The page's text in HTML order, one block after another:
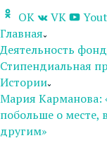
OK
VK
Главная
Деятельность
Стипендиальная
Истории
Мария Карманова:
побольше о месте,
другим»